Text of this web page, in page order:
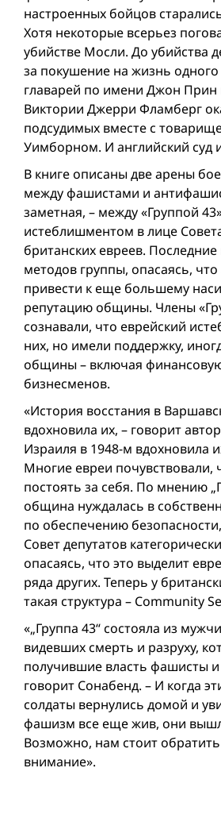
настроенных бойцов
Хотя некоторые всерьез
убийстве Мосли. До убийства
за покушение на жизнь
главарей по имени Джон Прин
Виктории Джерри Фламберг
подсудимых вместе с
Уимборном. И английский суд
В книге описаны две арены
между фашистами и
заметная, – между «Группой
истеблишментом в лице
британских евреев.
методов группы, опасаясь,
привести к еще большему
репутацию общины. Члены
сознавали, что еврейский
них, но имели поддержку,
общины – включая
бизнесменов.
«История восстания в
вдохновила их, – говорит
Израиля в 1948-м вдохновила
Многие евреи почувствовали,
постоять за себя. По мнению
община нуждалась в
по обеспечению
Совет депутатов
опасаясь, что это выделит
ряда других. Теперь у
такая структура – Community
«„Группа 43“ состояла из
видевших смерть и разруху,
получившие власть фашисты
говорит Сонабенд. – И когда
солдаты вернулись домой и
фашизм все еще жив, они
Возможно, нам стоит обратить
внимание».